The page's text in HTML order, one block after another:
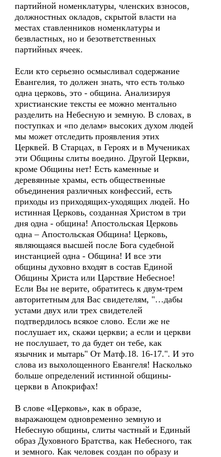
партийной номенклатуры, членских взносов,
должностных окладов, скрытой власти на
местах ставленников номенклатуры и
безвластных, но и безответственных
партийных ячеек.
Если кто серьезно осмысливал содержание
Евангелия, то должен знать, что есть только
одна церковь, это - община. Анализируя
христианские тексты ее можно ментально
разделить на Небесную и земную. В словах, в
поступках и «по делам» высоких духом людей
мы может отследить проявления этих
Церквей. В Старцах, в Героях и в Мучениках
эти Общины слиты воедино. Другой Церкви,
кроме Общины нет! Есть каменные и
деревянные храмы, есть общественные
объединения различных конфессий, есть
приходы из приходящих-уходящих людей. Но
истинная Церковь, созданная Христом в три
дня одна - община! Апостольская Церковь
одна – Апостольская Община! Церковь,
являющаяся высшей после Бога судебной
инстанцией одна - Община! И все эти
общины духовно входят в состав Единой
Общины Христа или Царствие Небесное!
Если Вы не верите, обратитесь к двум-трем
авторитетным для Вас свидетелям, "…дабы
устами двух или трех свидетелей
подтвердилось всякое слово. Если же не
послушает их, скажи церкви; а если и церкви
не послушает, то да будет он тебе, как
язычник и мытарь" От Матф.18. 16-17.". И это
слова из выхолощенного Евангеля! Насколько
больше определений истинной общины-
церкви в Апокрифах!
В слове «Церковь», как в образе,
выражающем одновременно земную и
Небесную общины, слиты частный и Единый
образ Духовного Братства, как Небесного, так
и земного. Как человек создан по образу и